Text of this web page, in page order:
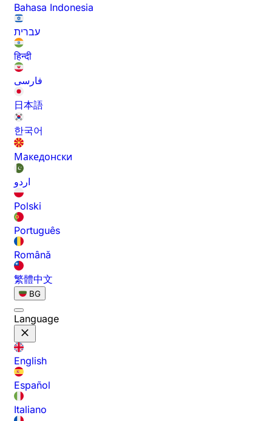
Bahasa Indonesia
עברית
हिन्दी
فارسی
日本語
한국어
Македонски
اردو
Polski
Português
Română
繁體中文
BG
Language
English
Español
Italiano